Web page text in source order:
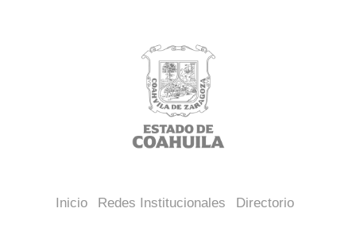
Inicio Redes Institucionales Directorio